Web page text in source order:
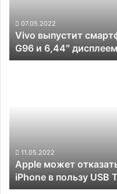
Helio
G96
6,44″
07.05.2022
Vivo выпустит
G96 и 6,44″ дисплеем
iPhone
пользу
USB
11.05.2022
Apple может
iPhone в пользу